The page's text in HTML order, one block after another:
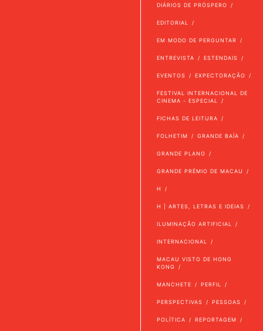
DIÁRIOS DE PRÓSPERO
EDITORIAL
EM MODO DE PERGUNTAR
ENTREVISTA ESTENDAIS
EVENTOS EXPECTORAÇÃO
FESTIVAL INTERNACIONAL DE
CINEMA - ESPECIAL
FICHAS DE LEITURA
FOLHETIM GRANDE BAÍA
GRANDE PLANO
GRANDE PRÉMIO DE MACAU
H
H | ARTES, LETRAS E IDEIAS
ILUMINAÇÃO ARTIFICIAL
INTERNACIONAL
MACAU VISTO DE HONG
KONG
MANCHETE PERFIL
PERSPECTIVAS PESSOAS
POLÍTICA REPORTAGEM